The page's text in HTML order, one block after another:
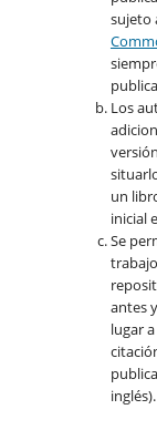
sujeto
Los
un
inicial
Se
antes
lugar
inglés).